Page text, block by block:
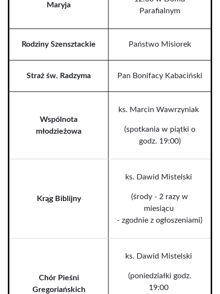
Maryja
Parafialnym
Rodziny Szensztackie Państwo Misiorek
Straż św. Radzyma Pan Bonifacy Kabaciński
Wspólnota
młodzieżowa
ks. Marcin Wawrzyniak
(spotkania w piątki o
godz. 19:00)
Krąg Biblijny
ks. Dawid Mistelski
(środy - 2 razy w
miesiącu
- zgodnie z ogłoszeniami)
Chór Pieśni
Gregoriańskich
ks. Dawid Mistelski
(poniedziałki godz.
19:00